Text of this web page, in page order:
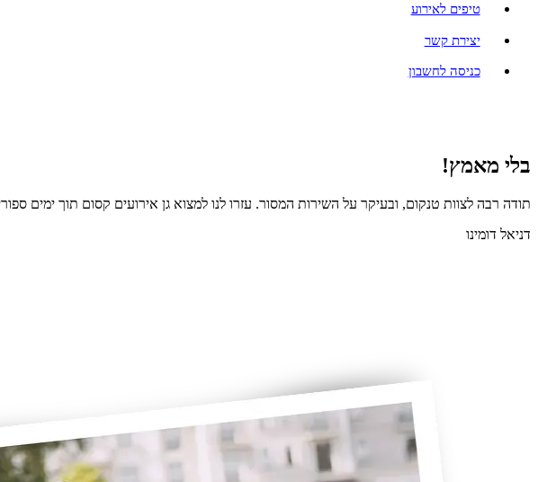
טיפים לאירוע
יצירת קשר
כניסה לחשבון
בלי מאמץ!
תודה רבה לצוות טנקום, ובעיקר על השירות המסור. עזרו לנו למצוא גן אירועים קסום תוך ימים
דניאל דומינו